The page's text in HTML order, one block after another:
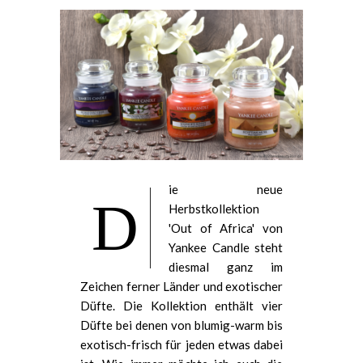
D
ie neue
Herbstkollektion
'Out of Africa' von
Yankee Candle steht
diesmal ganz im
Zeichen ferner Länder und exotischer
Düfte. Die Kollektion enthält vier
Düfte bei denen von blumig-warm bis
exotisch-frisch für jeden etwas dabei